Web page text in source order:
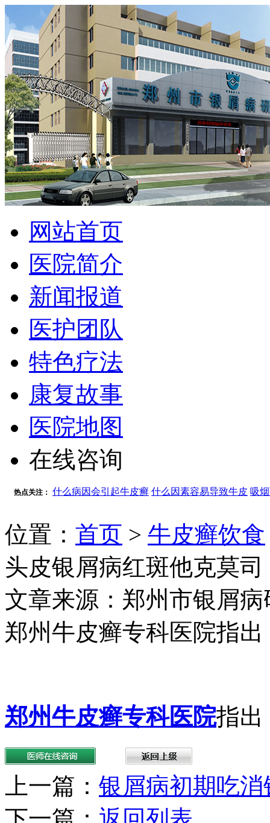
网站首页
医院简介
新闻报道
医护团队
特色疗法
康复故事
医院地图
在线咨询
热点关注： 什么病因会引起牛皮癣 什么因素容易导致牛皮 吸
位置： 首页 > 牛皮癣饮食
头皮银屑病红斑他克莫司
文章来源：郑州市银屑病
郑州牛皮癣专科医院指
郑州牛皮癣专科医院指出
上一篇： 银屑病初期吃消